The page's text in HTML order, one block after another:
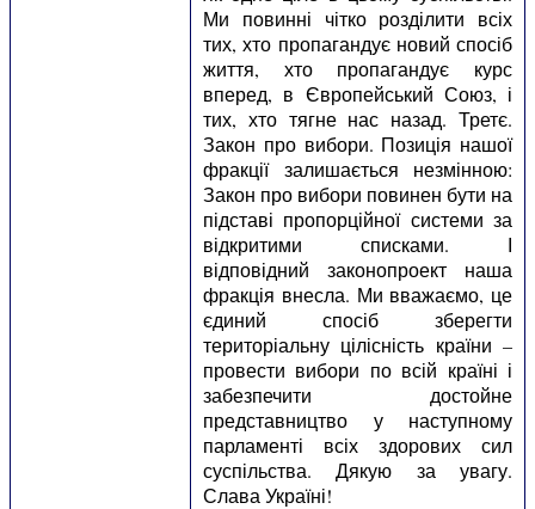
Ми повинні чітко розділити всіх
тих, хто пропагандує новий спосіб
життя, хто пропагандує курс
вперед, в Європейський Союз, і
тих, хто тягне нас назад. Третє.
Закон про вибори. Позиція нашої
фракції залишається незмінною:
Закон про вибори повинен бути на
підставі пропорційної системи за
відкритими списками. І
відповідний законопроект наша
фракція внесла. Ми вважаємо, це
єдиний спосіб зберегти
територіальну цілісність країни –
провести вибори по всій країні і
забезпечити достойне
представництво у наступному
парламенті всіх здорових сил
суспільства. Дякую за увагу.
Слава Україні!